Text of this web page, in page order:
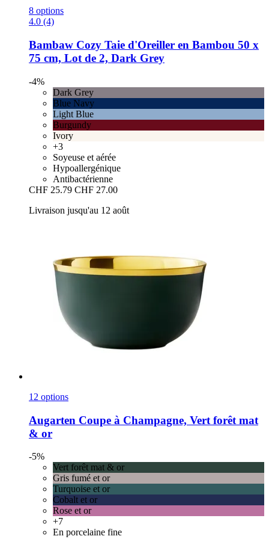
8 options
4.0 (4)
Bambaw Cozy Taie d'Oreiller en Bambou 50 x
75 cm, Lot de 2, Dark Grey
-4%
Dark Grey
Blue Navy
Light Blue
Burgundy
Ivory
+3
Soyeuse et aérée
Hypoallergénique
Antibactérienne
CHF 25.79 CHF 27.00
Livraison jusqu'au 12 août
12 options
Augarten Coupe à Champagne, Vert forêt mat
& or
-5%
Vert forêt mat & or
Gris fumé et or
Turquoise et or
Cobalt et or
Rose et or
+7
En porcelaine fine